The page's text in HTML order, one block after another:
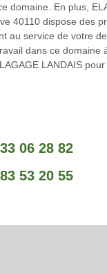
domaine. En plus,
40110 dispose des
au service de votre
dans ce domaine
LANDAIS
06 28 82
53 20 55